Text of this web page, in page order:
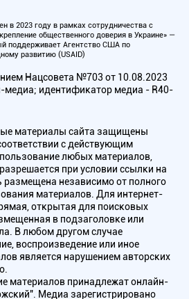
в 2023 году в рамках сотрудничества с
общественного доверия в Украине» —
поддерживает Агентство США по
развитию (USAID)
Нацсовета №703 от 10.08.2023
медиа; идентификатор медиа - R40-
материалы сайта защищены
с действующим
любых материалов,
при условии ссылки на
независимо от полного
материалов. Для интернет-
открытая для поисковых
в подзаголовке или
В любом другом случае
воспроизведение или иное
является нарушением авторских
материалов принадлежат онлайн-
Медиа зарегистрировано